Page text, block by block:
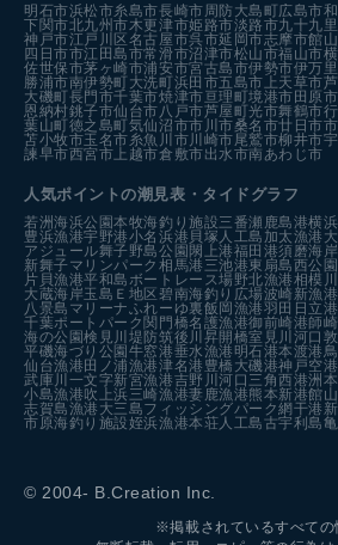
明石市浜松市糸島市長崎市 周防大島町広島市
下関市北九州市木更津市姫路市淡路市九十九
神戸市江戸川区名古屋市呉市延岡市志摩市館
四日市市江田島市常滑市沼津市松山市福山市
佐世保市茅ヶ崎市浦安市宮古島市伊勢市伊万
勝浦市南伊勢町大洗町浜田市五島市 上天草市
大磯町長門市千葉市焼津市亘理町境港市田原市
恩納村銚子市仙台市 八戸市芦屋町光市舞鶴市
葉山町徳之島町気仙沼市市川市桑名市廿日市市
苫小牧市玉名市糸魚川市 川崎市尾鷲市柳井市
諫早市西宮市 上越市倉敷市出水市南あわじ市
人気ポイントの潮見表・タイドグラフ
若洲海浜公園本牧海釣り施設三番瀬 鹿島港横浜
豊浜漁港宇野港小名浜港 貝塚人工島 加太漁港
アジュール舞子野島公園閖上港福田港須磨海岸
新舞子マリンパーク 相馬港 三池港東扇島西公園
片貝漁港平和島ボートレース場野北漁港相模
大蔵海岸玉島Ｅ地区碧南海釣り広場波崎新漁港
八景島マリーナふれーゆ裏飯岡漁港羽田 日立港
千葉ポートパーク関門橋名護漁港御前崎港師
海の公園検見川堤防筑後川昇開橋室見川河口
平磯海づり公園牛窓港垂水漁港 明石港本渡港
仙台漁港田ノ浦漁港津名港 豊橋 大磯港神戸空
武庫川一文字新宮漁港吉野川河口 三角西港洲
小島漁港吹上浜三崎漁港妻鹿漁港熊本新港館
志賀島漁港 大三島フィッシングパーク網干港
市原海釣り施設姪浜漁港本荘人工島古宇利島
© 2004- B.Creation Inc.
※掲載されているすべての